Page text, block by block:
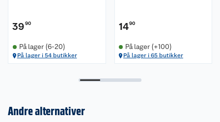
3990
På lager (6-20)
På lager i 54 butikker
1490
På lager (+100)
På lager i 65 butikker
Andre alternativer